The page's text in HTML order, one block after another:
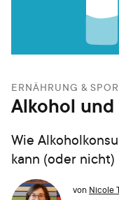
ERNÄHRUNG &
Alkohol
Wie
kann (oder nicht)
von Nicole